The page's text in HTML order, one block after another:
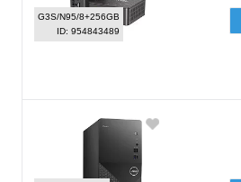
G3S/N95/8+256GB
ID: 954843489